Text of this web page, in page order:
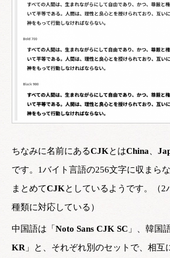
ちなみに名前にあるCJKとはChina
です。1バイト言語の256文字に収まら
まとめてCJKとしているようです。（2
種類に対応している）
中国語は「 Noto Sans CJK SC 」、韓国
KR 」と、それぞれ別のセットで、相互